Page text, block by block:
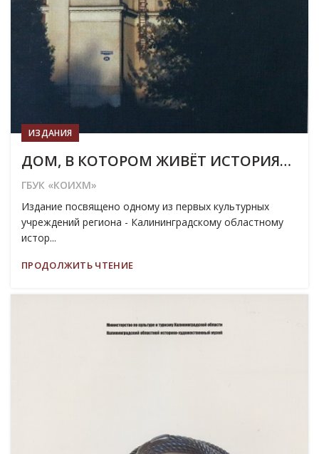
ИЗДАНИЯ
ДОМ, В КОТОРОМ ЖИВЁТ ИСТОРИЯ…
ГБУК «КОИХМ»
Издание посвящено одному из первых культурных
учреждений региона - Калининградскому областному
истор...
ПРОДОЛЖИТЬ ЧТЕНИЕ